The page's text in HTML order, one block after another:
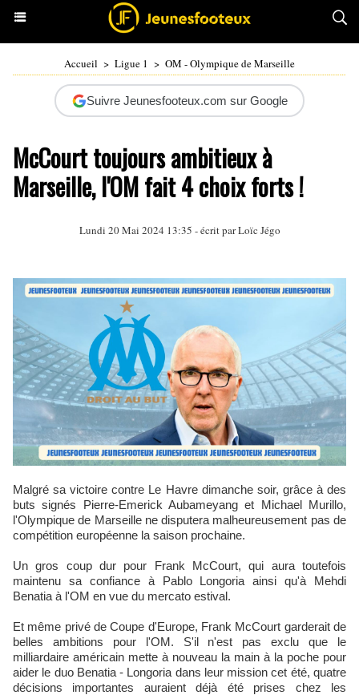
Accueil > Ligue 1 > OM - Olympique de Marseille
Suivre Jeunesfooteux.com sur Google
McCourt toujours ambitieux à
Marseille, l'OM fait 4 choix forts !
Lundi 20 Mai 2024 13:35 - écrit parLoïc Jégo
Malgré sa victoire contre Le Havre dimanche soir, grâce à des
buts signés Pierre-Emerick Aubameyang et Michael Murillo,
l'Olympique de Marseille ne disputera malheureusement pas de
compétition européenne la saison prochaine.
Un gros coup dur pour Frank McCourt, qui aura toutefois
maintenu sa confiance à Pablo Longoria ainsi qu'à Mehdi
Benatia à l'OM en vue du mercato estival.
Et même privé de Coupe d'Europe, Frank McCourt garderait de
belles ambitions pour l'OM. S'il n'est pas exclu que le
milliardaire américain mette à nouveau la main à la poche pour
aider le duo Benatia - Longoria dans leur mission cet été, quatre
décisions importantes auraient déjà été prises chez les